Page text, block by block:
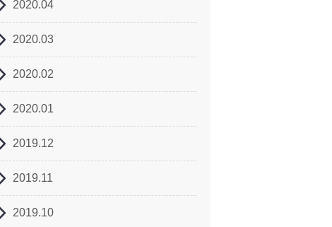
2020.04
2020.03
2020.02
2020.01
2019.12
2019.11
2019.10